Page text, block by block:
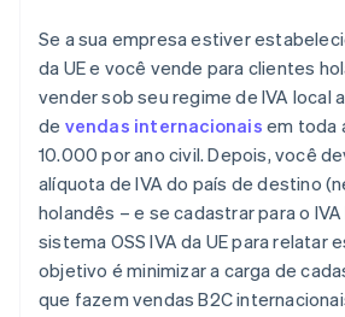
Se a sua empresa estiver
da UE e você vende para clientes
vender sob seu regime de IVA local
de vendas internacionais em toda
10.000 por ano civil. Depois, você
alíquota de IVA do país de destino
holandês – e se cadastrar para o
sistema OSS IVA da UE para relatar
objetivo é minimizar a carga de
que fazem vendas B2C